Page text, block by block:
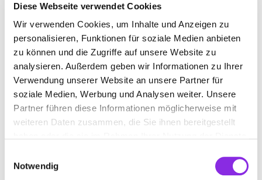
Diese Webseite verwendet Cookies
Wir verwenden Cookies, um Inhalte und Anzeigen zu
personalisieren, Funktionen für soziale Medien anbieten
zu können und die Zugriffe auf unsere Website zu
analysieren. Außerdem geben wir Informationen zu Ihrer
Verwendung unserer Website an unsere Partner für
soziale Medien, Werbung und Analysen weiter. Unsere
Partner führen diese Informationen möglicherweise mit
weiteren Daten zusammen, die Sie ihnen bereitgestellt
Notwendig
JALOUSIENGESCHÄFT
Suchen nach
Finden